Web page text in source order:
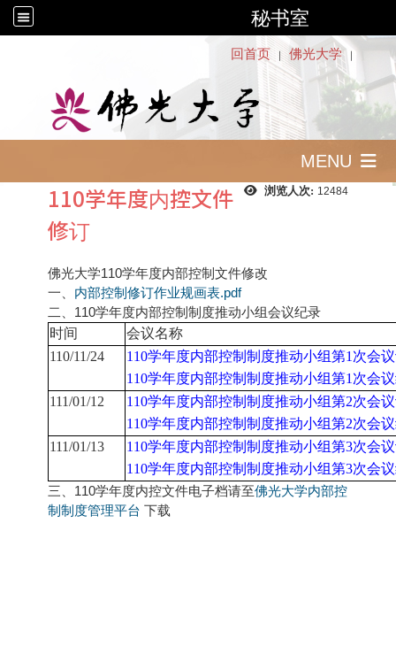
秘书室
回首页 ｜ 佛光大学 ｜
MENU
浏览人次: 12484
110学年度内控文件
修订
佛光大学110学年度内部控制文件修改
一、 内部控制修订作业规画表.pdf
二、110学年度内部控制制度推动小组会议纪录
时间
会议名称
110/11/24
110学年度内部控制制度推动小组第1 次会
110学年度内部控制制度推动小组第1 次会
111/01/12
110学年度内部控制制度推动小组第2次会
110学年度内部控制制度推动小组第2次会
111/01/13
110学年度内部控制制度推动小组第3次会
110学年度内部控制制度推动小组第3次会
三、110学年度内控文件电子档请至佛光大学内部控
制制度管理平台 下载